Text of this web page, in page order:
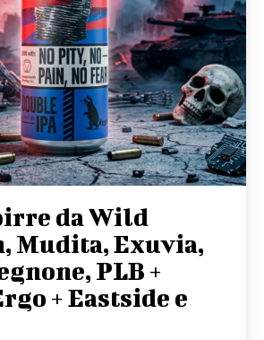
da Wild
Mudita, Exuvia,
PLB +
+ Eastside e